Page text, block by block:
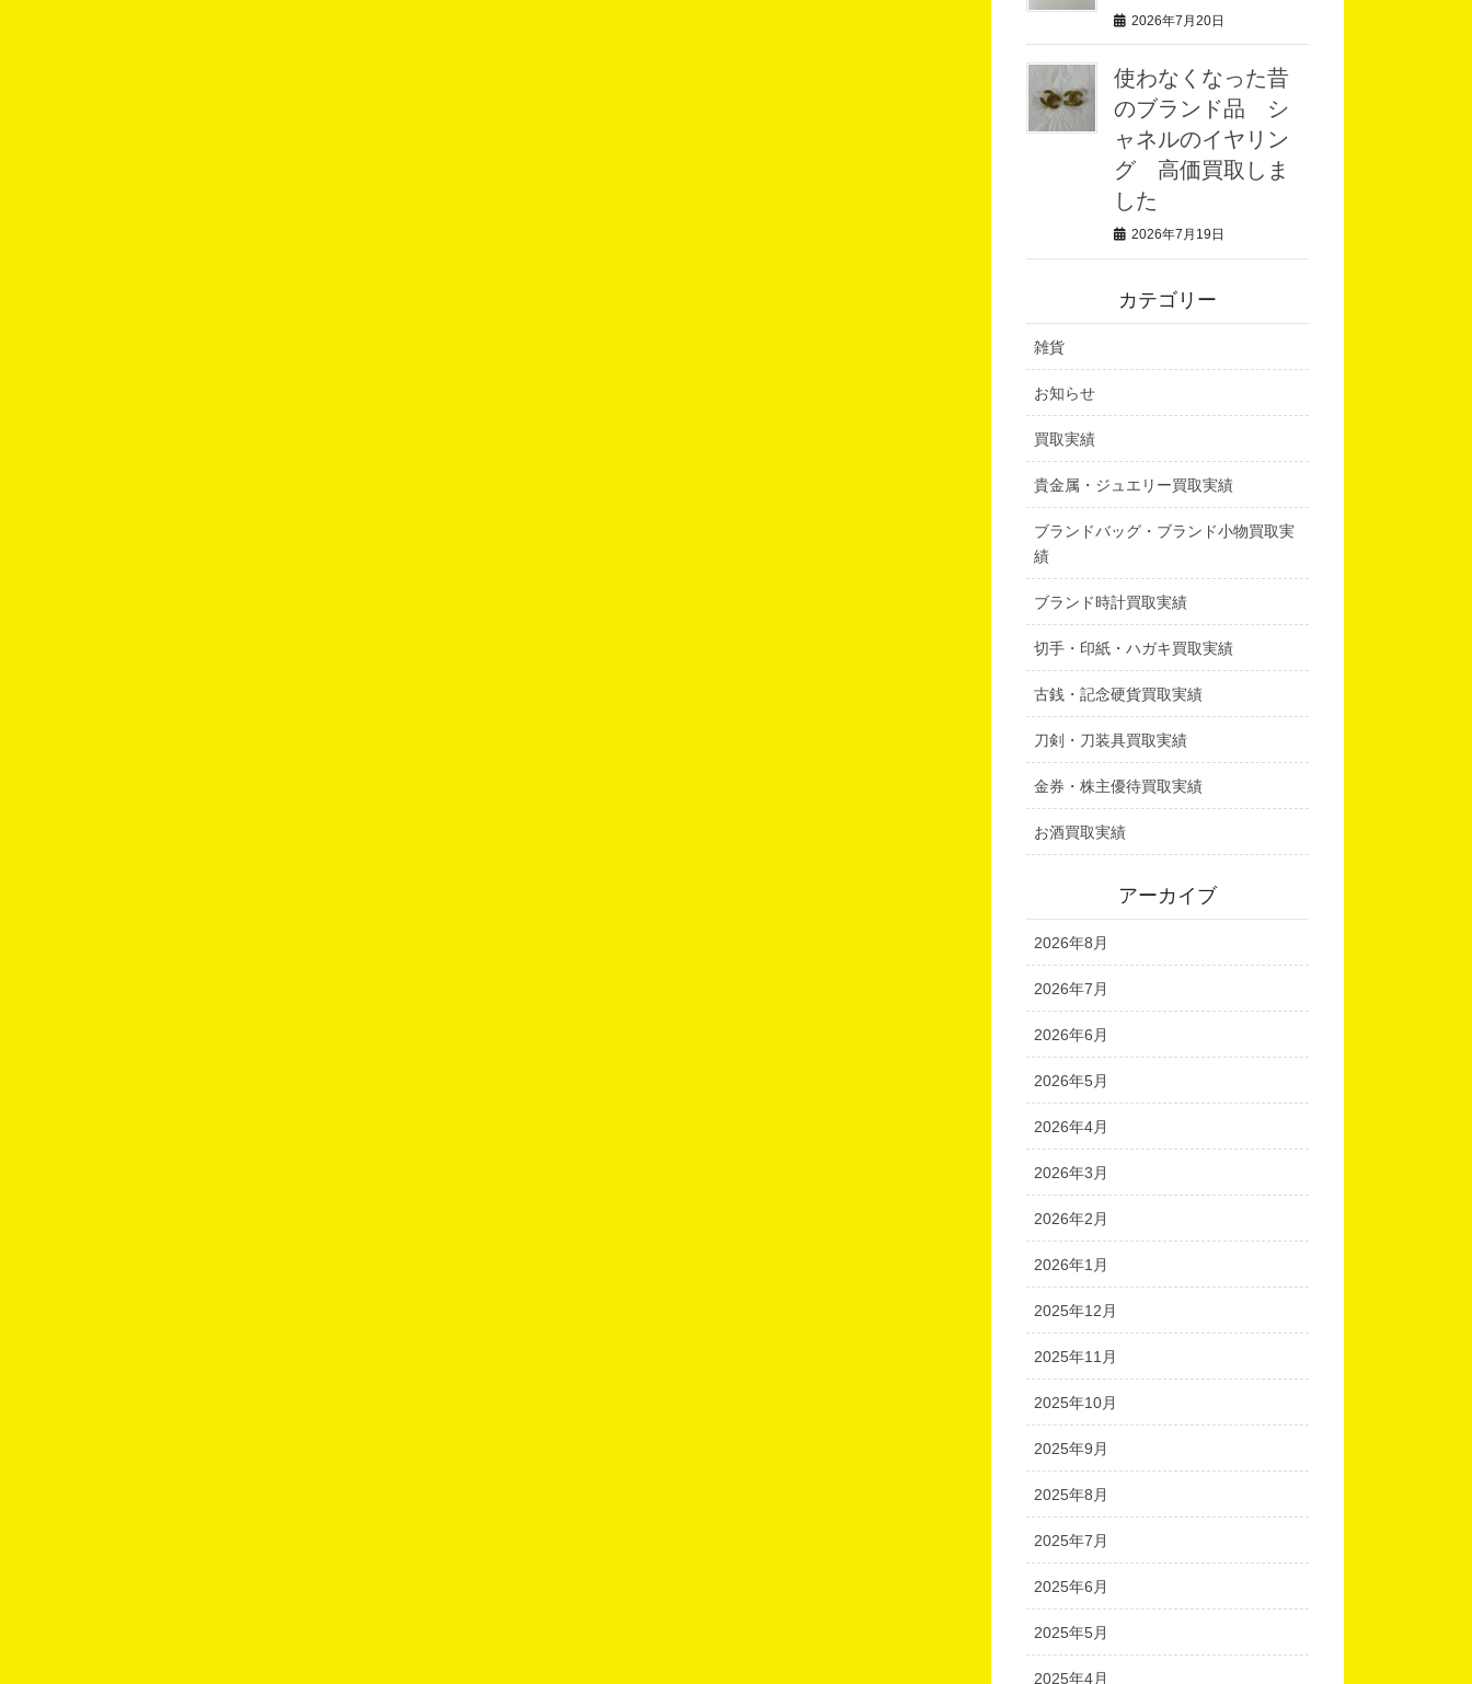
2026年7月20日
使わなくなった昔
のブランド品 シ
ャネルのイヤリン
グ 高価買取しま
した
2026年7月19日
カテゴリー
雑貨
お知らせ
買取実績
貴金属・ジュエリー買取実績
ブランドバッグ・ブランド小物買取実
績
ブランド時計買取実績
切手・印紙・ハガキ買取実績
古銭・記念硬貨買取実績
刀剣・刀装具買取実績
金券・株主優待買取実績
お酒買取実績
アーカイブ
2026年8月
2026年7月
2026年6月
2026年5月
2026年4月
2026年3月
2026年2月
2026年1月
2025年12月
2025年11月
2025年10月
2025年9月
2025年8月
2025年7月
2025年6月
2025年5月
2025年4月